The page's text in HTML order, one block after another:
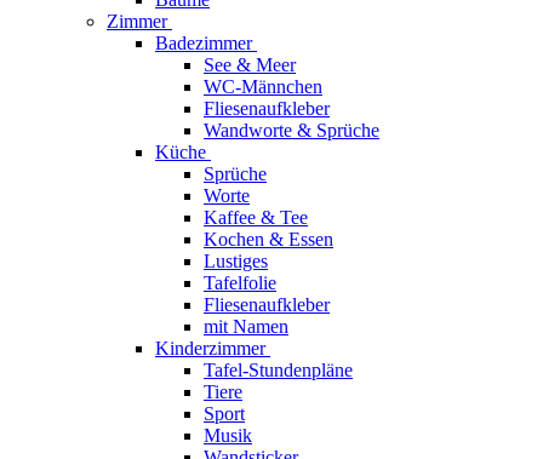
Zimmer
Badezimmer
See & Meer
WC-Männchen
Fliesenaufkleber
Wandworte & Sprüche
Küche
Sprüche
Worte
Kaffee & Tee
Kochen & Essen
Lustiges
Tafelfolie
Fliesenaufkleber
mit Namen
Kinderzimmer
Tafel-Stundenpläne
Tiere
Sport
Musik